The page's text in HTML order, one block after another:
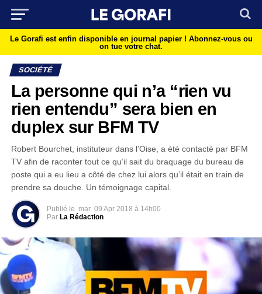
Le Gorafi est enfin disponible en journal papier ! Abonnez-vous ou
on tue votre chat.
SOCIÉTÉ
La personne qui n’a “rien vu
rien entendu” sera bien en
duplex sur BFM TV
Robert Bourchet, instituteur dans l’Oise, a été contacté par BFM
TV afin de raconter tout ce qu’il sait du braquage du bureau de
poste qui a eu lieu a côté de chez lui alors qu’il était en train de
prendre sa douche. Un témoignage capital.
Publié le mar 09 Apr 2018 à 14h00
Par La Rédaction